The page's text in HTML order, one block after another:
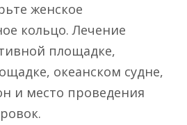
женское
кольцо. Лечение
площадке,
океанском судне,
и место проведения